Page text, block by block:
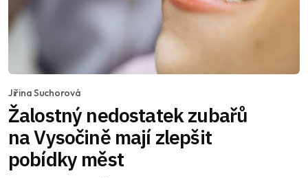
Jiřina Suchorová
Žalostný nedostatek zubařů
na Vysočině mají zlepšit
pobídky měst